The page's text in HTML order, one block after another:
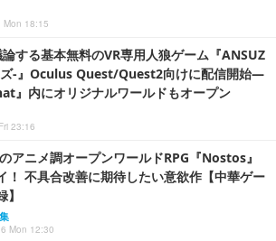
18:15
する基本無料のVR専用人狼ゲーム『ANSUZ
-』Oculus Quest/Quest2向けに配信開始―
』内にオリジナルワールドもオープン
23:16
アニメ調オープンワールドRPG『Nostos』
！ 不具合改善に期待したい意欲作【中華ゲー
Mon 12:30